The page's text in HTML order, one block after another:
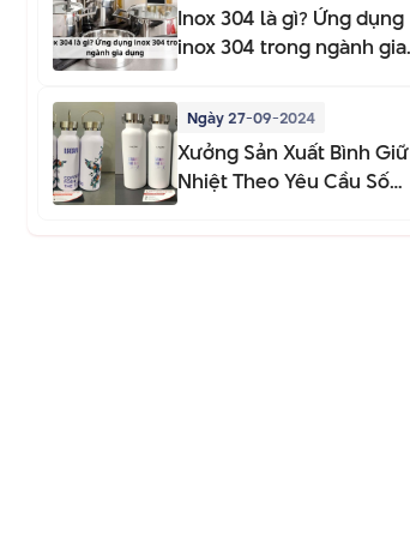
Inox 304 là gì? Ứng dụng
inox 304 trong ngành gia
Ngày 27-09-2024
Xưởng Sản Xuất Bình Giữ
Nhiệt Theo Yêu Cầu Số